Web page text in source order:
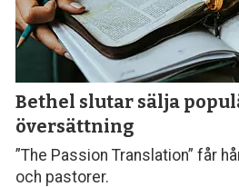
Bethel slutar sälja
översättning
”The Passion Translation” får
och pastorer.